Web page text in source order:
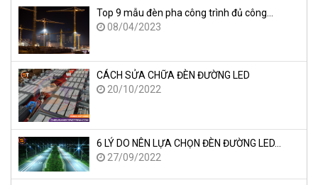
Top 9 mẫu đèn pha công trình đủ công…
08/04/2023
CÁCH SỬA CHỮA ĐÈN ĐƯỜNG LED
20/10/2022
6 LÝ DO NÊN LỰA CHỌN ĐÈN ĐƯỜNG LED…
27/09/2022